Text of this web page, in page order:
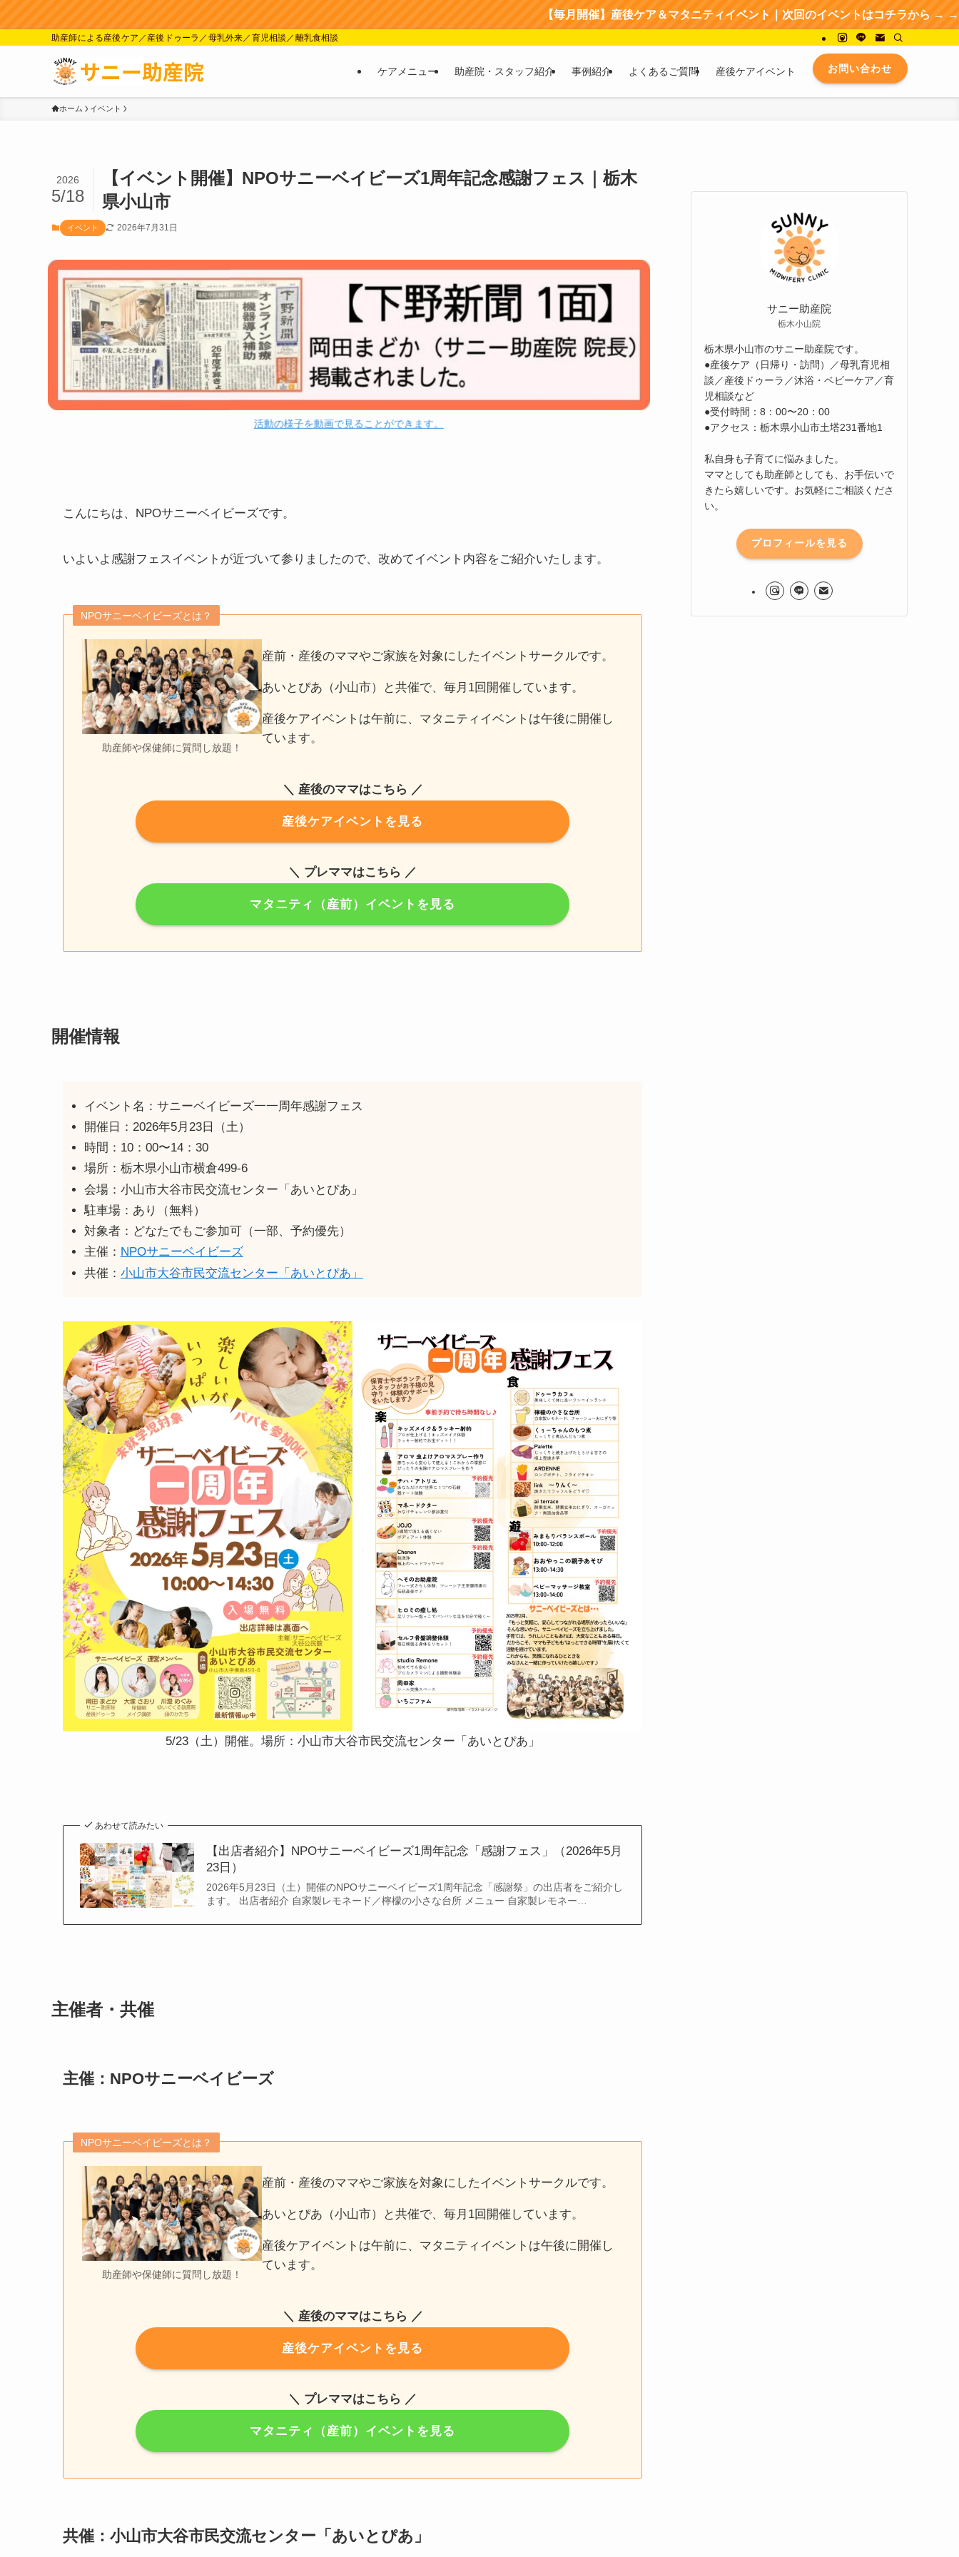
【毎月開催】産後ケア＆マタニティイベント｜次回のイベントはコチラから → → → イベントの詳
助産師による産後ケア／産後ドゥーラ／母乳外来／育児相談／離乳食相談
ケアメニュー 助産院・スタッフ紹介 事例紹介 よくあるご質問 産後ケアイベント お問い合わせ
ホーム イベント
【イベント開催】NPOサニーベイビーズ1周年記念感謝フェス｜栃木
県小山市
2026
5/18
イベント 2026年7月31日
活動の様子を動画で見ることができます。
こんにちは、NPOサニーベイビーズです。
いよいよ感謝フェスイベントが近づいて参りましたので、改めてイベント内容をご紹介いたします。
NPOサニーベイビーズとは？
助産師や保健師に質問し放題！
産前・産後のママやご家族を対象にしたイベントサークルです。
あいとぴあ（小山市）と共催で、毎月1回開催しています。
産後ケアイベントは午前に、マタニティイベントは午後に開催し
ています。
＼ 産後のママはこちら ／
産後ケアイベントを見る
＼ プレママはこちら ／
マタニティ（産前）イベントを見る
開催情報
イベント名：サニーベイビーズ一一周年感謝フェス
開催日：2026年5月23日（土）
時間：10：00〜14：30
場所：栃木県小山市横倉499-6
会場：小山市大谷市民交流センター「あいとぴあ」
駐車場：あり（無料）
対象者：どなたでもご参加可（一部、予約優先）
主催： NPOサニーベイビーズ
共催： 小山市大谷市民交流センター「あいとぴあ」
5/23（土）開催。場所：小山市大谷市民交流センター「あいとぴあ」
あわせて読みたい
【出店者紹介】NPOサニーベイビーズ1周年記念「感謝フェス」（2026年5月
23日）
2026年5月23日（土）開催のNPOサニーベイビーズ1周年記念「感謝祭」の出店者をご紹介し
ます。 出店者紹介 自家製レモネード／檸檬の小さな台所 メニュー 自家製レモネー…
主催者・共催
主催：NPOサニーベイビーズ
NPOサニーベイビーズとは？
助産師や保健師に質問し放題！
産前・産後のママやご家族を対象にしたイベントサークルです。
あいとぴあ（小山市）と共催で、毎月1回開催しています。
産後ケアイベントは午前に、マタニティイベントは午後に開催し
ています。
＼ 産後のママはこちら ／
産後ケアイベントを見る
＼ プレママはこちら ／
マタニティ（産前）イベントを見る
共催：小山市大谷市民交流センター「あいとぴあ」
サニー助産院
栃木小山院
栃木県小山市のサニー助産院です。
●産後ケア（日帰り・訪問）／母乳育児相
談／産後ドゥーラ／沐浴・ベビーケア／育
児相談など
●受付時間：8：00〜20：00
●アクセス：栃木県小山市土塔231番地1
私自身も子育てに悩みました。
ママとしても助産師としても、お手伝いで
きたら嬉しいです。お気軽にご相談くださ
い。
プロフィールを見る